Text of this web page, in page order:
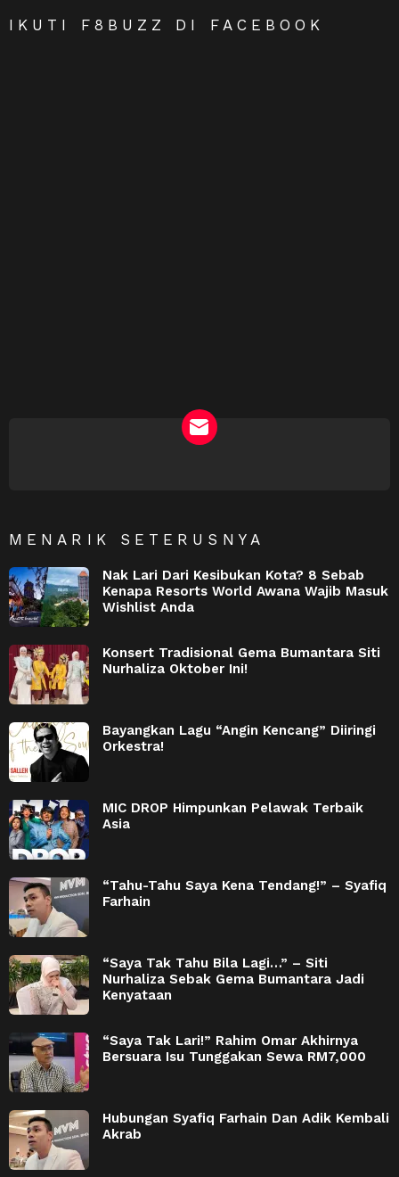
IKUTI F8BUZZ DI FACEBOOK
MENARIK SETERUSNYA
Nak Lari Dari Kesibukan Kota? 8 Sebab
Kenapa Resorts World Awana Wajib Masuk
Wishlist Anda
Konsert Tradisional Gema Bumantara Siti
Nurhaliza Oktober Ini!
Bayangkan Lagu “Angin Kencang” Diiringi
Orkestra!
MIC DROP Himpunkan Pelawak Terbaik
Asia
“Tahu-Tahu Saya Kena Tendang!” – Syafiq
Farhain
“Saya Tak Tahu Bila Lagi…” – Siti
Nurhaliza Sebak Gema Bumantara Jadi
Kenyataan
“Saya Tak Lari!” Rahim Omar Akhirnya
Bersuara Isu Tunggakan Sewa RM7,000
Hubungan Syafiq Farhain Dan Adik Kembali
Akrab